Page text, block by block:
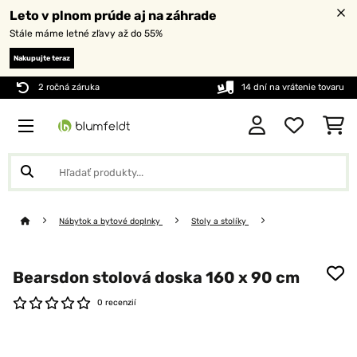
Leto v plnom prúde aj na záhrade
Stále máme letné zľavy až do 55%
Nakupujte teraz
2 ročná záruka 14 dní na vrátenie tovaru
Nábytok a bytové doplnky Stoly a stolíky
Bearsdon stolová doska 160 x 90 cm
0 recenzií